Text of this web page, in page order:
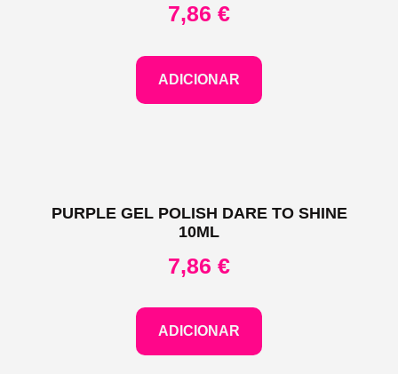
7,86 €
ADICIONAR
PURPLE GEL POLISH DARE TO SHINE
10ML
7,86 €
ADICIONAR